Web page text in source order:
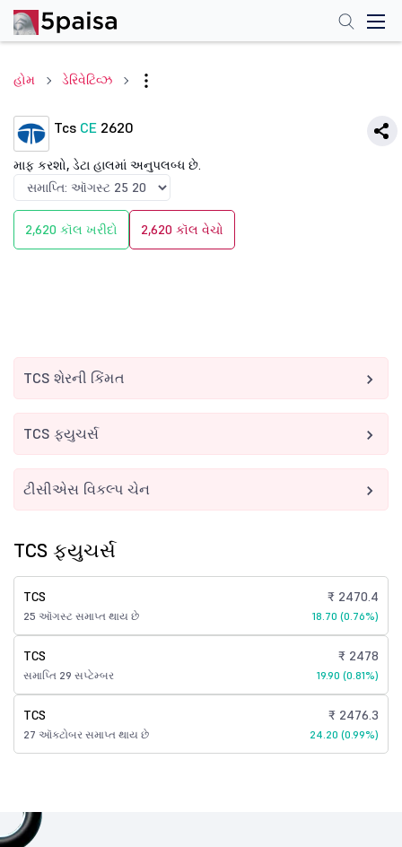
હોમ ડેરિવેટિવ્ઝ
Tcs CE 2620
માફ કરશો, ડેટા હાલમાં અનુપલબ્ધ છે.
2,620 કૉલ ખરીદો 2,620 કૉલ વેચો
TCS શેરની કિંમત
TCS ફ્યુચર્સ
ટીસીએસ વિકલ્પ ચેન
TCS ફ્યુચર્સ
TCS
25 ઑગસ્ટ સમાપ્ત થાય છે
₹ 2470.4
18.70 (0.76%)
TCS
સમાપ્તિ 29 સપ્ટેમ્બર
₹ 2478
19.90 (0.81%)
TCS
27 ઑક્ટોબર સમાપ્ત થાય છે
₹ 2476.3
24.20 (0.99%)